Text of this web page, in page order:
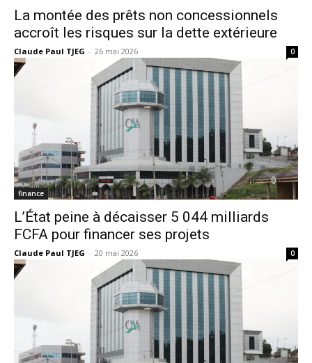
La montée des prêts non concessionnels
accroît les risques sur la dette extérieure
Claude Paul TJEG - 26 mai 2026 0
finance
L’État peine à décaisser 5 044 milliards
FCFA pour financer ses projets
Claude Paul TJEG - 20 mai 2026 0